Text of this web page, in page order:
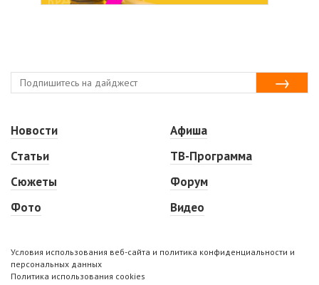
Новости
Статьи
Сюжеты
Фото
Афиша
ТВ-Программа
Форум
Видео
Условия использования веб-сайта и политика конфиденциальности и
персональных данных
Политика использования cookies